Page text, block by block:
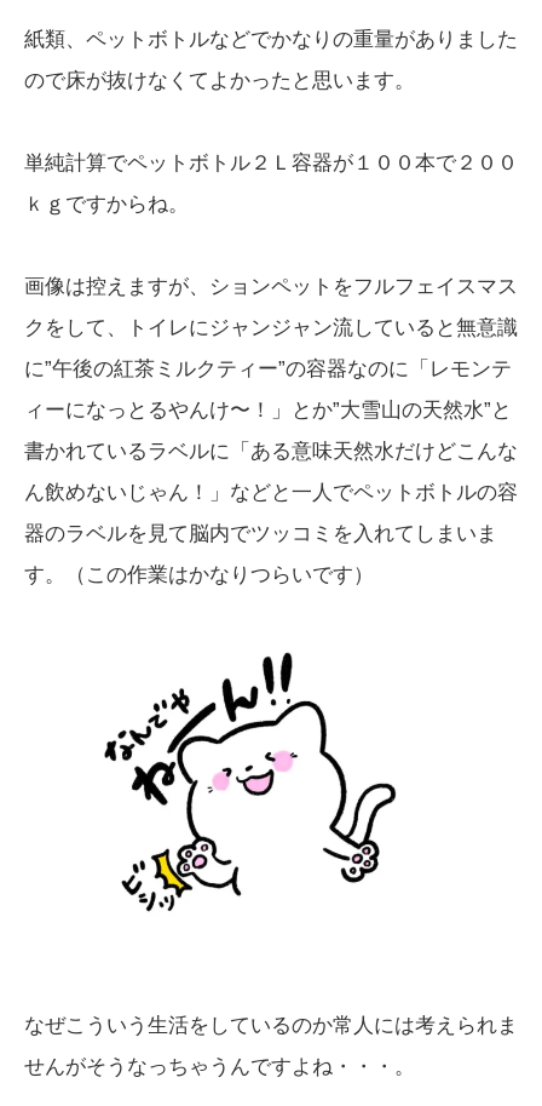
紙類、ペットボトルなどでかなりの重量がありました
ので床が抜けなくてよかったと思います。
単純計算でペットボトル２Ｌ容器が１００本で２００
ｋｇですからね。
画像は控えますが、ションペットをフルフェイスマス
クをして、トイレにジャンジャン流していると無意識
に”午後の紅茶ミルクティー”の容器なのに「レモンテ
ィーになっとるやんけ〜！」とか”大雪山の天然水”と
書かれているラベルに「ある意味天然水だけどこんな
ん飲めないじゃん！」などと一人でペットボトルの容
器のラベルを見て脳内でツッコミを入れてしまいま
す。（この作業はかなりつらいです）
なぜこういう生活をしているのか常人には考えられま
せんがそうなっちゃうんですよね・・・。